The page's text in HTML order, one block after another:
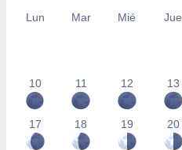
Lun Mar Mié Jue
10 11 12 13
17 18 19 20